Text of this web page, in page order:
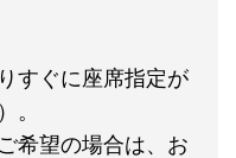
すぐに座席指定が
。
希望の場合は、お